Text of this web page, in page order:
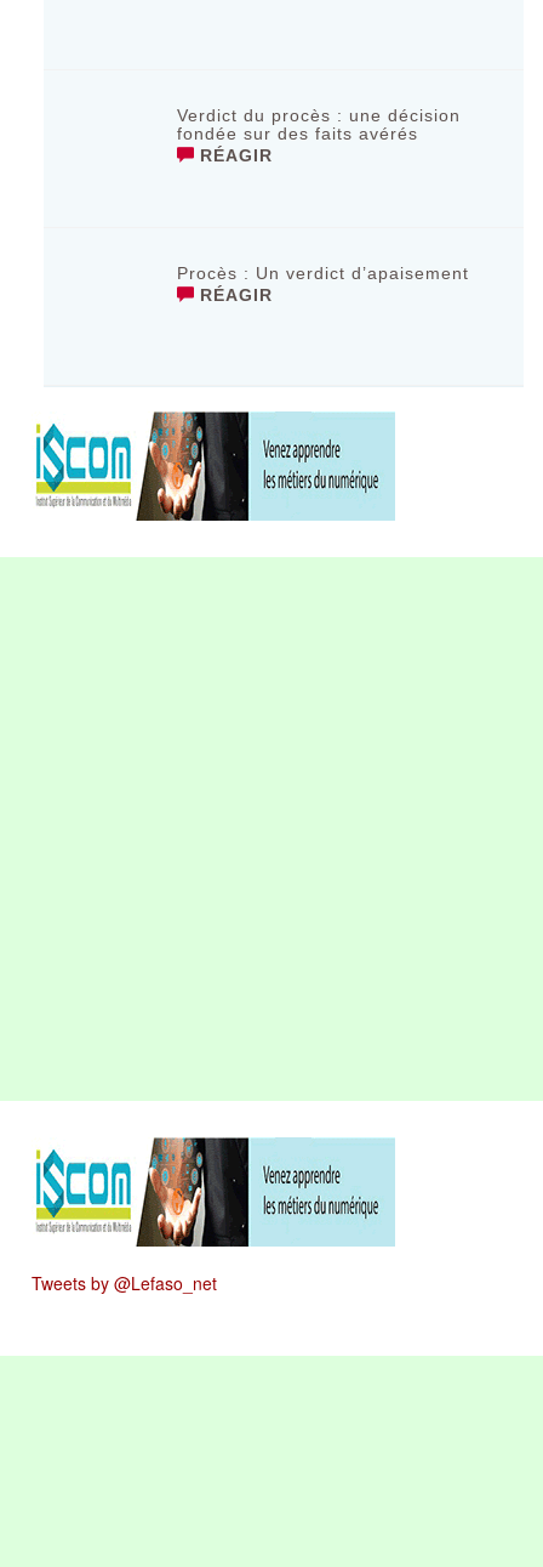
Verdict du procès : une décision
fondée sur des faits avérés
RÉAGIR
Procès : Un verdict d’apaisement
RÉAGIR
Tweets by @Lefaso_net